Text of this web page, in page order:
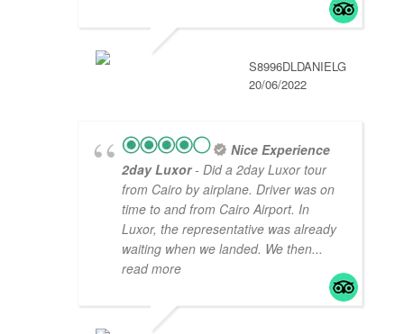
S8996DLDANIELG
20/06/2022
Nice Experience
2day Luxor- Did a 2day Luxor tour
from Cairo by airplane. Driver was on
time to and from Cairo Airport. In
Luxor, the representative was already
waiting when we landed. We then...
read more